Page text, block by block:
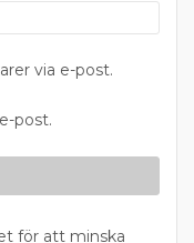
via e-post.
post.
för att minska